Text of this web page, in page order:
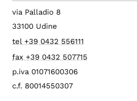
via Palladio 8
33100 Udine
tel +39 0432 556111
fax +39 0432 507715
p.iva 01071600306
c.f. 80014550307